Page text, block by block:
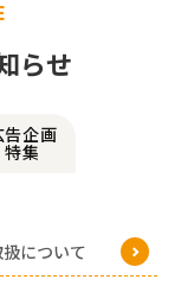
らせ
告企画
特集
について